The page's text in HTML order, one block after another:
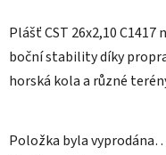
Plášť CST 26x2,10
boční stability díky
horská kola a různé
Položka byla